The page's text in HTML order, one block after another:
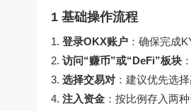
1 基础操作流程
登录OKX账户 ：确保完成
访问“赚币”或“DeFi”板块
选择交易对 ：建议优先选
注入资金 ：按比例存入两